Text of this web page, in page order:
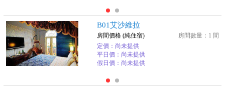
B01艾沙維拉
房間數量：1 間
房間價格 (純住宿)
定價：尚未提供
平日價：尚未提供
假日價：尚未提供